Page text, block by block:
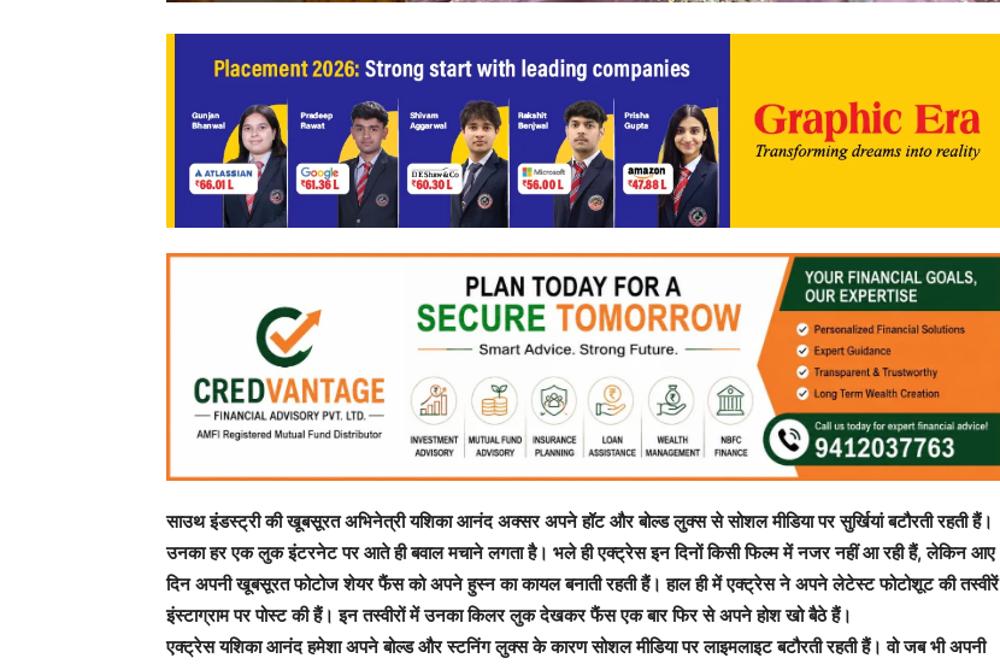
साउथ इंडस्ट्री की खूबसूरत अभिनेत्री यशिका आनंद अक्सर अपने हॉट और बोल्ड लुक्स से सोशल मीडिया पर सुर्खियां बटौरती रहती हैं।
उनका हर एक लुक इंटरनेट पर आते ही बवाल मचाने लगता है। भले ही एक्ट्रेस इन दिनों किसी फिल्म में नजर नहीं आ रही हैं, लेकिन आए
दिन अपनी खूबसूरत फोटोज शेयर फैंस को अपने हुस्न का कायल बनाती रहती हैं। हाल ही में एक्ट्रेस ने अपने लेटेस्ट फोटोशूट की तस्वीरें
इंस्टाग्राम पर पोस्ट की हैं। इन तस्वीरों में उनका किलर लुक देखकर फैंस एक बार फिर से अपने होश खो बैठे हैं।
एक्ट्रेस यशिका आनंद हमेशा अपने बोल्ड और स्टनिंग लुक्स के कारण सोशल मीडिया पर लाइमलाइट बटौरती रहती हैं। वो जब भी अपनी